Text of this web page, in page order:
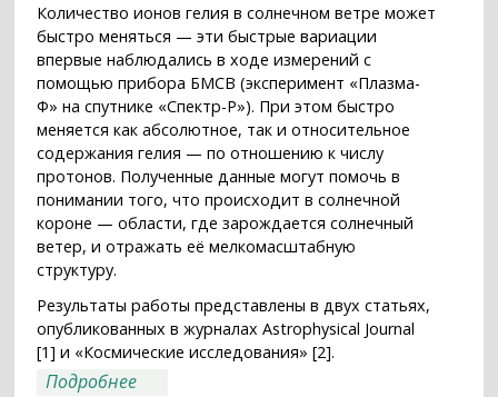
Количество ионов гелия в солнечном ветре может
быстро меняться — эти быстрые вариации
впервые наблюдались в ходе измерений с
помощью прибора БМСВ (эксперимент «Плазма-
Ф» на спутнике «Спектр-Р»). При этом быстро
меняется как абсолютное, так и относительное
содержания гелия — по отношению к числу
протонов. Полученные данные могут помочь в
понимании того, что происходит в солнечной
короне — области, где зарождается солнечный
ветер, и отражать её мелкомасштабную
структуру.
Результаты работы представлены в двух статьях,
опубликованных в журналах Astrophysical Journal
[1] и «Космические исследования» [2].
Подробнее